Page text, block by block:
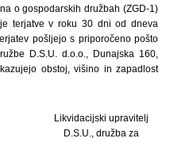
o gospodarskih družbah (ZGD-1)
terjatve v roku 30 dni od dneva
pošljejo s priporočeno pošto
D.S.U. d.o.o., Dunajska 160,
obstoj, višino in zapadlost
Likvidacijski upravitelj
D.S.U., družba za